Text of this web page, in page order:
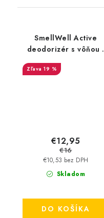
SmellWell Active
deodorizér s vôňou -
Camo Green
19 %
Skladom
€10,53 bez DPH
€12,95
€16
DO KOŠÍKA